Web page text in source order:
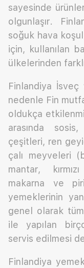
sayesinde
olgunlaşır.
soğuk hava
için, kullanılan
ülkelerinden
Finlandiya İsveç
nedenle Fin
oldukça
arasında
çeşitleri, ren
çalı meyveleri
mantar,
makarna ve
yemeklerinin
genel olarak
ile yapılan
servis edilmesi
Finlandiya